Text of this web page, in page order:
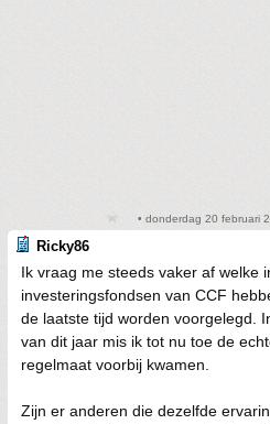
• donderdag 20 februari
Ricky86
Ik vraag me steeds vaker af welke
investeringsfondsen van CCF
de laatste tijd worden voorgelegd.
van dit jaar mis ik tot nu toe de
regelmaat voorbij kwamen.
Zijn er anderen die dezelfde